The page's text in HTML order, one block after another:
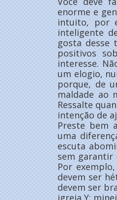
enorme e
intuito, por
inteligente
gosta desse
positivos
interesse.
um elogio,
porque, de
maldade ao
Ressalte
intenção de
Preste bem
uma
escuta
sem garantir
Por
devem ser
devem ser
igreja Y;